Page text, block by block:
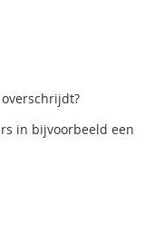
in bijvoorbeeld een